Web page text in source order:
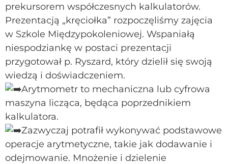
prekursorem współczesnych kalkulatorów.
Prezentacją „kręciołka” rozpoczęliśmy zajęcia
w Szkole Międzypokoleniowej. Wspaniałą
niespodziankę w postaci prezentacji
przygotował p. Ryszard, który dzielił się swoją
wiedzą i doświadczeniem.
Arytmometr to mechaniczna lub cyfrowa
maszyna licząca, będąca poprzednikiem
kalkulatora.
Zazwyczaj potrafił wykonywać podstawowe
operacje arytmetyczne, takie jak dodawanie i
odejmowanie. Mnożenie i dzielenie